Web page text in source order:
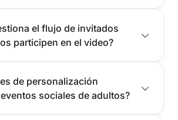
el flujo de invitados
participen en el video?
de personalización
sociales de adultos?